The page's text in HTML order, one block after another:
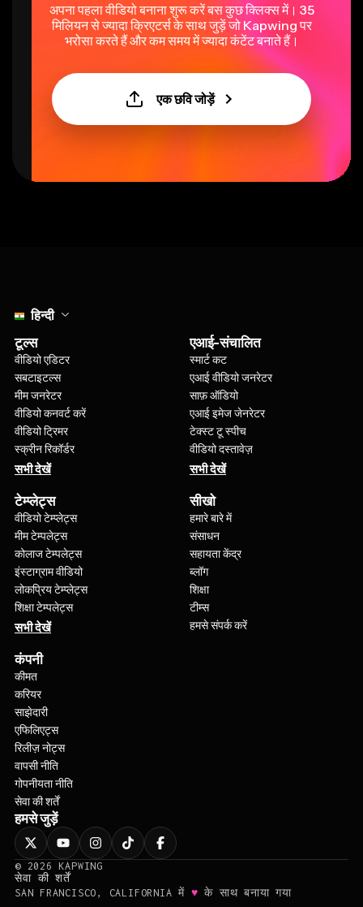
अपना पहला वीडियो बनाना शुरू करें बस कुछ क्लिक्स में। 35
मिलियन से ज्यादा क्रिएटर्स के साथ जुड़ें जो Kapwing पर
भरोसा करते हैं और कम समय में ज्यादा कंटेंट बनाते हैं।
एक छवि जोड़ें
हिन्दी
टूल्स
वीडियो एडिटर
सबटाइटल्स
मीम जनरेटर
वीडियो कनवर्ट करें
वीडियो ट्रिमर
स्क्रीन रिकॉर्डर
सभी देखें
एआई-संचालित
स्मार्ट कट
एआई वीडियो जनरेटर
साफ़ ऑडियो
एआई इमेज जेनरेटर
टेक्स्ट टू स्पीच
वीडियो दस्तावेज़
सभी देखें
टेम्प्लेट्स
वीडियो टेम्प्लेट्स
मीम टेम्पलेट्स
कोलाज टेम्पलेट्स
इंस्टाग्राम वीडियो
लोकप्रिय टेम्प्लेट्स
शिक्षा टेम्पलेट्स
सभी देखें
सीखो
हमारे बारे में
संसाधन
सहायता केंद्र
ब्लॉग
शिक्षा
टीम्स
हमसे संपर्क करें
कंपनी
कीमत
करियर
साझेदारी
एफिलिएट्स
रिलीज़ नोट्स
वापसी नीति
गोपनीयता नीति
सेवा की शर्तें
हमसे जुड़ें
© 2026
KAPWING
सेवा की शर्तें
SAN FRANCISCO, CALIFORNIA में ♥ के साथ बनाया गया